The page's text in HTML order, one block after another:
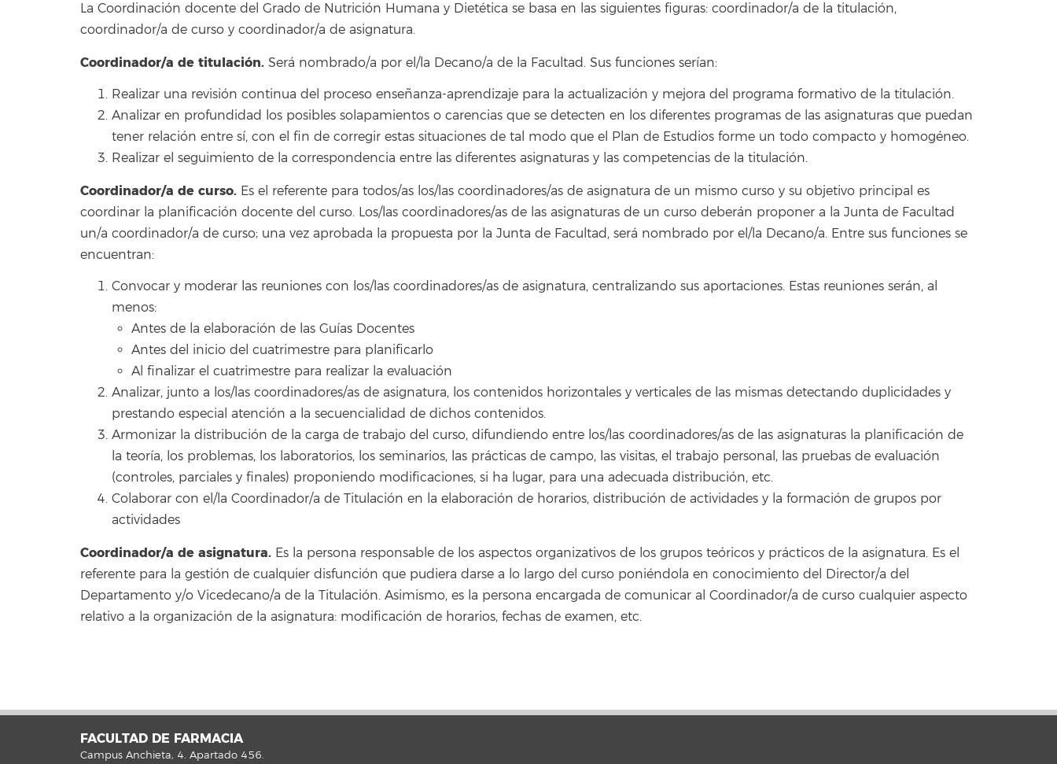
La Coordinación docente del Grado de Nutrición Humana y Dietética se basa en las siguientes figuras: coordinador/a de la titulación,
coordinador/a de curso y coordinador/a de asignatura.
Coordinador/a de titulación. Será nombrado/a por el/la Decano/a de la Facultad. Sus funciones serían:
Realizar una revisión continua del proceso enseñanza-aprendizaje para la actualización y mejora del programa formativo de la titulación.
Analizar en profundidad los posibles solapamientos o carencias que se detecten en los diferentes programas de las asignaturas que puedan
tener relación entre sí, con el fin de corregir estas situaciones de tal modo que el Plan de Estudios forme un todo compacto y homogéneo.
Realizar el seguimiento de la correspondencia entre las diferentes asignaturas y las competencias de la titulación.
Coordinador/a de curso. Es el referente para todos/as los/las coordinadores/as de asignatura de un mismo curso y su objetivo principal es
coordinar la planificación docente del curso. Los/las coordinadores/as de las asignaturas de un curso deberán proponer a la Junta de Facultad
un/a coordinador/a de curso; una vez aprobada la propuesta por la Junta de Facultad, será nombrado por el/la Decano/a. Entre sus funciones se
encuentran:
Convocar y moderar las reuniones con los/las coordinadores/as de asignatura, centralizando sus aportaciones. Estas reuniones serán, al
menos:
Antes de la elaboración de las Guías Docentes
Antes del inicio del cuatrimestre para planificarlo
Al finalizar el cuatrimestre para realizar la evaluación
Analizar, junto a los/las coordinadores/as de asignatura, los contenidos horizontales y verticales de las mismas detectando duplicidades y
prestando especial atención a la secuencialidad de dichos contenidos.
Armonizar la distribución de la carga de trabajo del curso, difundiendo entre los/las coordinadores/as de las asignaturas la planificación de
la teoría, los problemas, los laboratorios, los seminarios, las prácticas de campo, las visitas, el trabajo personal, las pruebas de evaluación
(controles, parciales y finales) proponiendo modificaciones, si ha lugar, para una adecuada distribución, etc.
Colaborar con el/la Coordinador/a de Titulación en la elaboración de horarios, distribución de actividades y la formación de grupos por
actividades
Coordinador/a de asignatura. Es la persona responsable de los aspectos organizativos de los grupos teóricos y prácticos de la asignatura. Es el
referente para la gestión de cualquier disfunción que pudiera darse a lo largo del curso poniéndola en conocimiento del Director/a del
Departamento y/o Vicedecano/a de la Titulación. Asimismo, es la persona encargada de comunicar al Coordinador/a de curso cualquier aspecto
relativo a la organización de la asignatura: modificación de horarios, fechas de examen, etc.
FACULTAD DE FARMACIA
Campus Anchieta, 4. Apartado 456.